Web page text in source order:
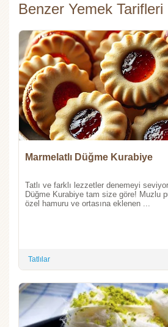
Benzer Yemek Tarifleri
Marmelatlı Düğme Kurabiye
Tatlı ve farklı lezzetler denemeyi
Düğme Kurabiye tam size göre! Muzlu
özel hamuru ve ortasına eklenen ...
Tatlılar